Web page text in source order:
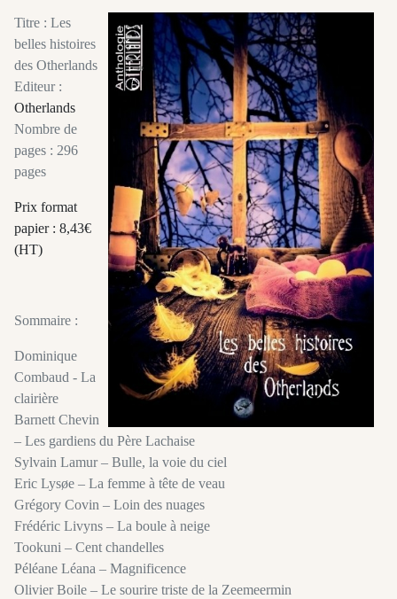
Titre : Les
belles histoires
des Otherlands
Editeur :
Otherlands
Nombre de
pages : 296
pages
Prix format
papier : 8,43€
(HT)
Sommaire :
Dominique
Combaud - La
clairière
Barnett Chevin
– Les gardiens du Père Lachaise
Sylvain Lamur – Bulle, la voie du ciel
Eric Lysøe – La femme à tête de veau
Grégory Covin – Loin des nuages
Frédéric Livyns – La boule à neige
Tookuni – Cent chandelles
Péléane Léana – Magnificence
Olivier Boile – Le sourire triste de la Zeemeermin